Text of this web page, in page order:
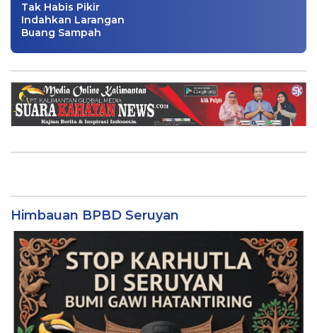
Tak Habis Pikir
Indahkan Larangan
Buang Sampah
Himbauan BPBD Seruyan